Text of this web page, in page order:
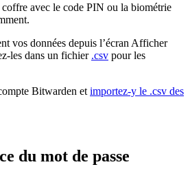
avec le code PIN ou la biométrie
vos données depuis l’écran Afficher
les dans un fichier .csv pour les
Bitwarden et importez-y le .csv des
du mot de passe